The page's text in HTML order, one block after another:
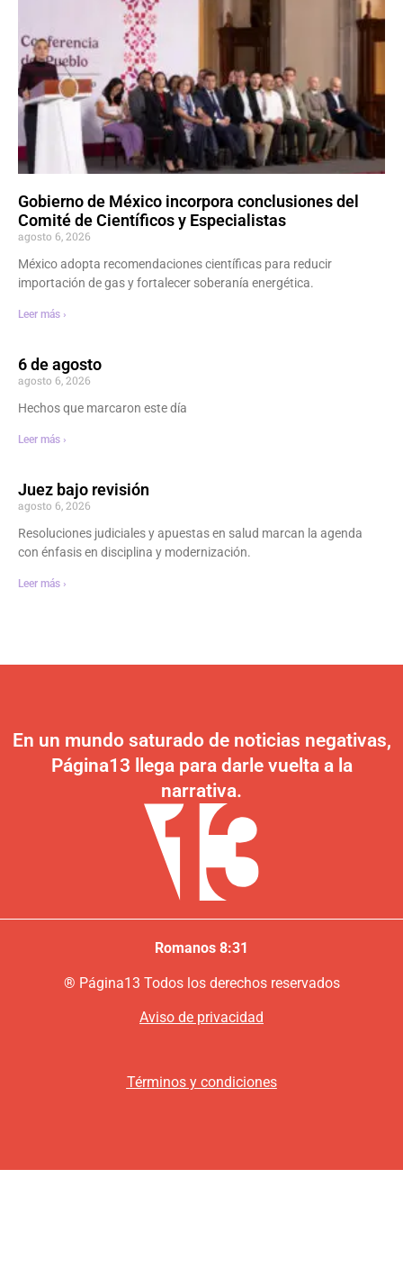
Gobierno de México incorpora conclusiones del
Comité de Científicos y Especialistas
agosto 6, 2026
México adopta recomendaciones científicas para reducir
importación de gas y fortalecer soberanía energética.
Leer más ›
6 de agosto
agosto 6, 2026
Hechos que marcaron este día
Leer más ›
Juez bajo revisión
agosto 6, 2026
Resoluciones judiciales y apuestas en salud marcan la agenda
con énfasis en disciplina y modernización.
Leer más ›
En un mundo saturado de noticias negativas,
Página13 llega para darle vuelta a la
narrativa.
Romanos 8:31
® Página13 Todos los derechos reservados
Aviso de privacidad
Términos y condiciones